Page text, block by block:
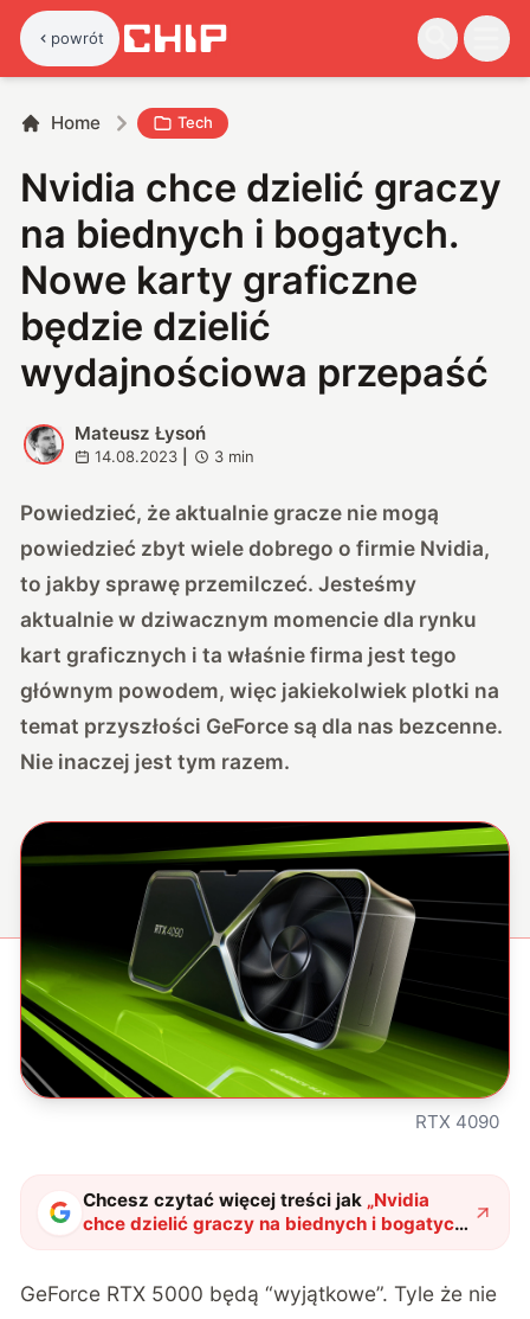
powrót
Home Tech
Nvidia chce dzielić graczy
na biednych i bogatych.
Nowe karty graficzne
będzie dzielić
wydajnościowa przepaść
M
Mateusz Łysoń
14.08.2023 3 min
Powiedzieć, że aktualnie gracze nie mogą
powiedzieć zbyt wiele dobrego o firmie Nvidia,
to jakby sprawę przemilczeć. Jesteśmy
aktualnie w dziwacznym momencie dla rynku
kart graficznych i ta właśnie firma jest tego
głównym powodem, więc jakiekolwiek plotki na
temat przyszłości GeForce są dla nas bezcenne.
Nie inaczej jest tym razem.
RTX 4090
Chcesz czytać więcej treści jak „Nvidia
chce dzielić graczy na biednych i bogatych.
Nowe karty graficzne będzie dzielić
GeForce RTX 5000 będą “wyjątkowe”. Tyle że nie